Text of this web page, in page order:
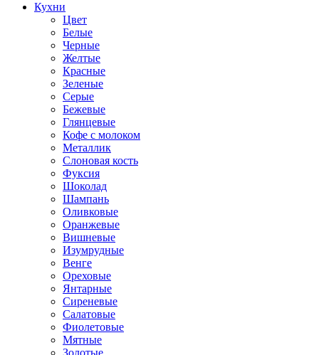
Кухни
Цвет
Белые
Черные
Желтые
Красные
Зеленые
Серые
Бежевые
Глянцевые
Кофе с молоком
Металлик
Слоновая кость
Фуксия
Шоколад
Шампань
Оливковые
Оранжевые
Вишневые
Изумрудные
Венге
Ореховые
Янтарные
Сиреневые
Салатовые
Фиолетовые
Мятные
Золотые